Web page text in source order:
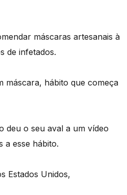
máscaras artesanais à
de infetados.
máscara, hábito que começa
deu o seu aval a um vídeo
a esse hábito.
Estados Unidos,